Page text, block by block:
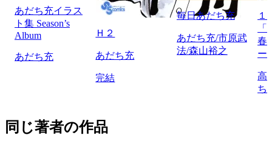
あだち充イラス
ト集 Season’s
Album
あだち充
Ｈ２
あだち充
完結
毎日あだち充
あだち充/市原武
法/森山裕之
１
春
ー
高
ち
同じ著者の作品